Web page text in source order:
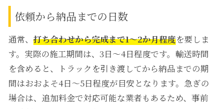
依頼から納品までの日数
通常、 打ち合わせから完成まで1～2か月程度を要しま
す。実際の施工期間は、3日～4日程度です。輸送時間
を含めると、トラックを引き渡してから納品までの期
間はおおよそ4日～5日程度が目安となります。 急ぎの
場合は、追加料金で対応可能な業者もあるため、事前